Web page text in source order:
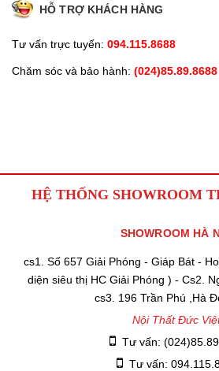
HỖ TRỢ KHÁCH HÀNG
Tư vấn trực tuyến: 094.115.8688
Chăm sóc và bảo hành: (024)85.89.8688
HỆ THỐNG SHOWROOM
SHOWROOM HÀ
cs1. Số 657 Giải Phóng - Giáp Bát -
diện siêu thị HC Giải Phóng ) - Cs2.
cs3. 196 Trần Phú ,Hà
Nội Thất Đức
Tư vấn:
Tư vấn: